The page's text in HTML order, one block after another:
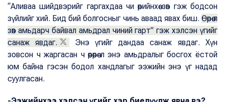
“Аливаа шийдвэрийг гаргахдаа чи өөрийнхөө зөв гэж бодсон
зүйлийг хий. Бид бий болгосныг чинь аваад явах биш. Өөрөө л
зөв амьдарч байвал амьдрал чиний гарт” гэж хэлсэн үгийг
санаж явдаг.
Энэ үгийг дандаа санаж явдаг. Хүн
зовсон ч жаргасан ч өөрөөрөө л энэ амьдралыг босгох ёстой
юм байна гэсэн бодол хандлагыг ээжийн энэ үг надад
суулгасан.